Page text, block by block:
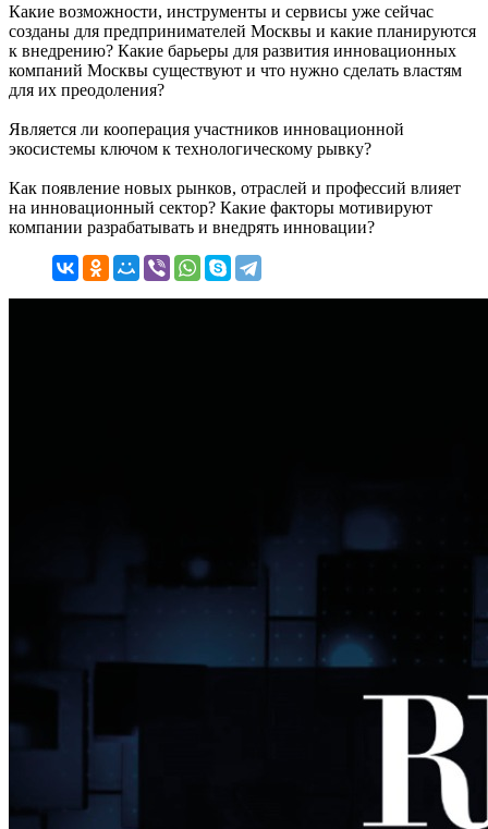
Какие возможности, инструменты и сервисы уже сейчас
созданы для предпринимателей Москвы и какие планируются
к внедрению? Какие барьеры для развития инновационных
компаний Москвы существуют и что нужно сделать властям
для их преодоления?
Является ли кооперация участников инновационной
экосистемы ключом к технологическому рывку?
Как появление новых рынков, отраслей и профессий влияет
на инновационный сектор? Какие факторы мотивируют
компании разрабатывать и внедрять инновации?